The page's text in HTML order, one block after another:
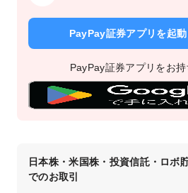
PayPay証券アプリを起
PayPay証券アプリをお
日本株・米国株・投資信託・ロボ
でのお取引